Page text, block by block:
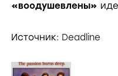
«воодушевлены»
Источник: Deadline